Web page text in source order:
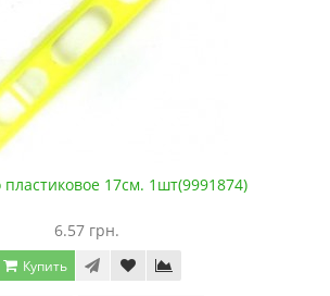
17см. 1шт(9991874)
6.57 грн.
Купить